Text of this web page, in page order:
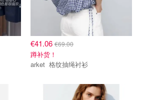
€41.06 €69.00
蹲补货！
arket 格纹抽绳衬衫